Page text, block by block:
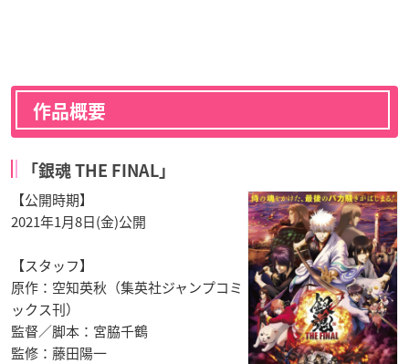
作品概要
「銀魂 THE FINAL」
【公開時期】
2021年1月8日(金)公開
【スタッフ】
原作：空知英秋（集英社ジャンプコミ
ックス刊）
監督／脚本：宮脇千鶴
監修：藤田陽一